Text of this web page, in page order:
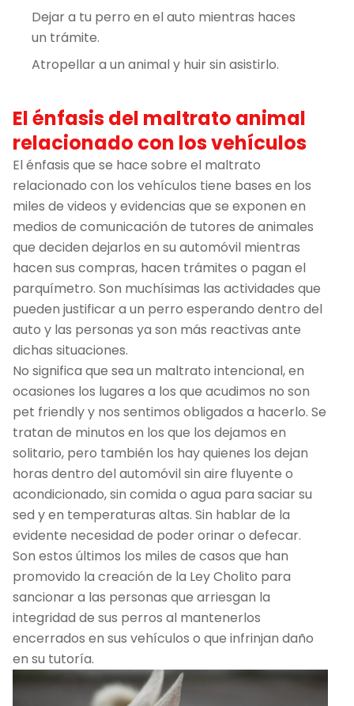
Dejar a tu perro en el auto mientras haces
un trámite.
Atropellar a un animal y huir sin asistirlo.
El énfasis del maltrato animal
relacionado con los vehículos
El énfasis que se hace sobre el maltrato
relacionado con los vehículos tiene bases en los
miles de videos y evidencias que se exponen en
medios de comunicación de tutores de animales
que deciden dejarlos en su automóvil mientras
hacen sus compras, hacen trámites o pagan el
parquímetro. Son muchísimas las actividades que
pueden justificar a un perro esperando dentro del
auto y las personas ya son más reactivas ante
dichas situaciones.
No significa que sea un maltrato intencional, en
ocasiones los lugares a los que acudimos no son
pet friendly y nos sentimos obligados a hacerlo. Se
tratan de minutos en los que los dejamos en
solitario, pero también los hay quienes los dejan
horas dentro del automóvil sin aire fluyente o
acondicionado, sin comida o agua para saciar su
sed y en temperaturas altas. Sin hablar de la
evidente necesidad de poder orinar o defecar.
Son estos últimos los miles de casos que han
promovido la creación de la Ley Cholito para
sancionar a las personas que arriesgan la
integridad de sus perros al mantenerlos
encerrados en sus vehículos o que infrinjan daño
en su tutoría.